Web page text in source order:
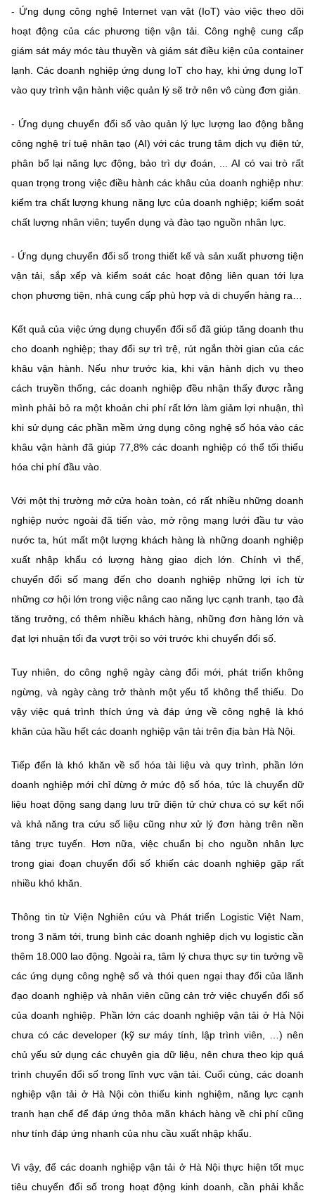
- Ứng dụng công nghệ Internet vạn vật (IoT) vào việc theo dõi
hoạt động của các phương tiện vận tải. Công nghệ cung cấp
giám sát máy móc tàu thuyền và giám sát điều kiện của container
lạnh. Các doanh nghiệp ứng dụng IoT cho hay, khi ứng dụng IoT
vào quy trình vận hành việc quản lý sẽ trở nên vô cùng đơn giản.
- Ứng dụng chuyển đổi số vào quản lý lực lượng lao động bằng
công nghệ trí tuệ nhân tạo (AI) với các trung tâm dịch vụ điện tử,
phân bổ lại năng lực động, bảo trì dự đoán, ... AI có vai trò rất
quan trọng trong việc điều hành các khâu của doanh nghiệp như:
kiểm tra chất lượng khung năng lực của doanh nghiệp; kiểm soát
chất lượng nhân viên; tuyển dụng và đào tạo nguồn nhân lực.
- Ứng dụng chuyển đổi số trong thiết kế và sản xuất phương tiện
vận tải, sắp xếp và kiểm soát các hoạt động liên quan tới lựa
chọn phương tiện, nhà cung cấp phù hợp và di chuyển hàng ra…
Kết quả của việc ứng dụng chuyển đổi số đã giúp tăng doanh thu
cho doanh nghiệp; thay đổi sự trì trệ, rút ngắn thời gian của các
khâu vận hành. Nếu như trước kia, khi vận hành dịch vụ theo
cách truyền thống, các doanh nghiệp đều nhận thấy được rằng
mình phải bỏ ra một khoản chi phí rất lớn làm giảm lợi nhuận, thì
khi sử dụng các phần mềm ứng dụng công nghệ số hóa vào các
khâu vận hành đã giúp 77,8% các doanh nghiệp có thể tối thiểu
hóa chi phí đầu vào.
Với một thị trường mở cửa hoàn toàn, có rất nhiều những doanh
nghiệp nước ngoài đã tiến vào, mở rộng mạng lưới đầu tư vào
nước ta, hút mất một lượng khách hàng là những doanh nghiệp
xuất nhập khẩu có lượng hàng giao dịch lớn. Chính vì thế,
chuyển đổi số mang đến cho doanh nghiệp những lợi ích từ
những cơ hội lớn trong việc nâng cao năng lực cạnh tranh, tạo đà
tăng trưởng, có thêm nhiều khách hàng, những đơn hàng lớn và
đạt lợi nhuận tối đa vượt trội so với trước khi chuyển đổi số.
Tuy nhiên, do công nghệ ngày càng đổi mới, phát triển không
ngừng, và ngày càng trở thành một yếu tố không thể thiếu. Do
vậy việc quá trình thích ứng và đáp ứng về công nghệ là khó
khăn của hầu hết các doanh nghiệp vận tải trên địa bàn Hà Nội.
Tiếp đến là khó khăn về số hóa tài liệu và quy trình, phần lớn
doanh nghiệp mới chỉ dừng ở mức độ số hóa, tức là chuyển dữ
liệu hoạt động sang dạng lưu trữ điện tử chứ chưa có sự kết nối
và khả năng tra cứu số liệu cũng như xử lý đơn hàng trên nền
tảng trực tuyến. Hơn nữa, việc chuẩn bị cho nguồn nhân lực
trong giai đoạn chuyển đổi số khiến các doanh nghiệp gặp rất
nhiều khó khăn.
Thông tin từ Viện Nghiên cứu và Phát triển Logistic Việt Nam,
trong 3 năm tới, trung bình các doanh nghiệp dịch vụ logistic cần
thêm 18.000 lao động. Ngoài ra, tâm lý chưa thực sự tin tưởng về
các ứng dụng công nghệ số và thói quen ngại thay đổi của lãnh
đạo doanh nghiệp và nhân viên cũng cản trở việc chuyển đổi số
của doanh nghiệp. Phần lớn các doanh nghiệp vận tải ở Hà Nội
chưa có các developer (kỹ sư máy tính, lập trình viên, …) nên
chủ yếu sử dụng các chuyên gia dữ liệu, nên chưa theo kịp quá
trình chuyển đổi số trong lĩnh vực vận tải. Cuối cùng, các doanh
nghiệp vận tải ở Hà Nội còn thiếu kinh nghiệm, năng lực cạnh
tranh hạn chế để đáp ứng thỏa mãn khách hàng về chi phí cũng
như tính đáp ứng nhanh của nhu cầu xuất nhập khẩu.
Vì vậy, để các doanh nghiệp vận tải ở Hà Nội thực hiện tốt mục
tiêu chuyển đổi số trong hoạt động kinh doanh, cần phải khắc